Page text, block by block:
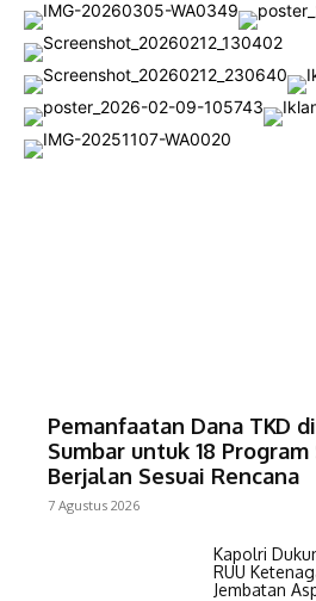
Pemanfaatan Dana TKD
Sumbar untuk 18
Berjalan Sesuai Rencana
7 Agustus 2026
Kapolri
RUU
Jembatan